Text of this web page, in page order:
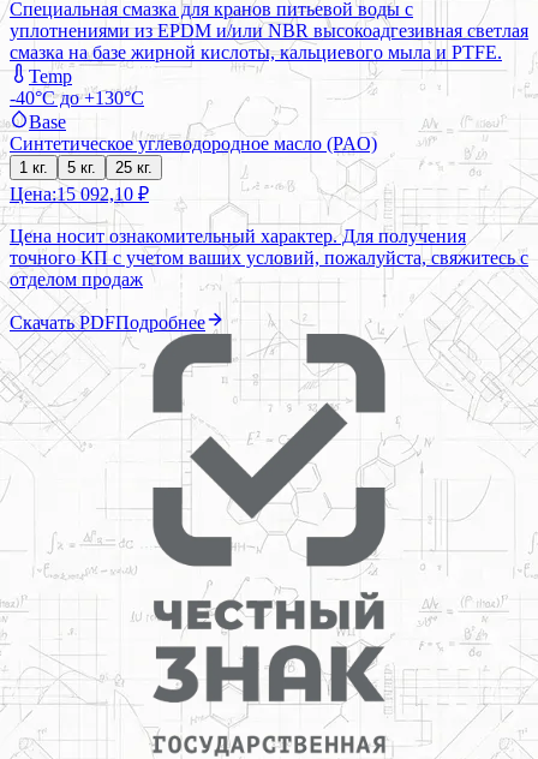
Специальная смазка для кранов питьевой воды с
уплотнениями из EPDM и/или NBR высокоадгезивная светлая
смазка на базе жирной кислоты, кальциевого мыла и PTFE.
Temp
-40°C до +130°C
Base
Синтетическое углеводородное масло (PAO)
1 кг. 5 кг. 25 кг.
Цена:15 092,10 ₽
Цена носит ознакомительный характер. Для получения
точного КП с учетом ваших условий, пожалуйста, свяжитесь с
отделом продаж
Скачать PDFПодробнее